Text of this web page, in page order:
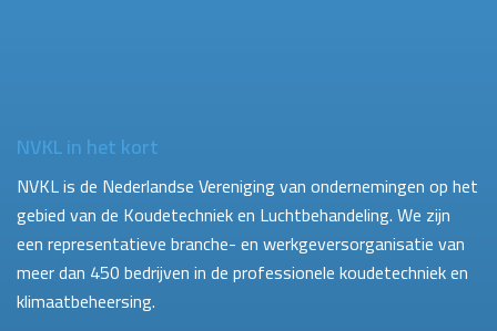
NVKL in het kort
NVKL is de Nederlandse Vereniging van ondernemingen op het
gebied van de Koudetechniek en Luchtbehandeling. We zijn
een representatieve branche- en werkgeversorganisatie van
meer dan 450 bedrijven in de professionele koudetechniek en
klimaatbeheersing.